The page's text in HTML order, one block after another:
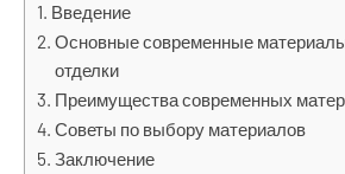
Введение
Основные современные
отделки
Преимущества современных
Советы по выбору материалов
Заключение